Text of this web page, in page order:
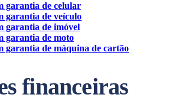
garantia de celular
garantia de veículo
garantia de imóvel
garantia de moto
garantia de máquina de cartão
financeiras